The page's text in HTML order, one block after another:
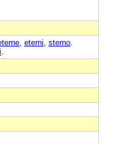
eterni sterno